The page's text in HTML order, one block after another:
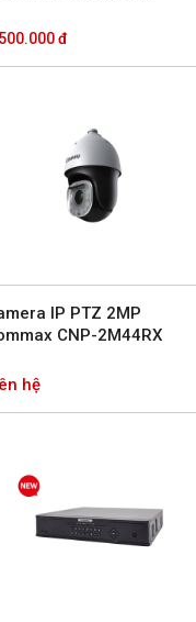
đ
IP PTZ 2MP
CNP-2M44RX
hệ